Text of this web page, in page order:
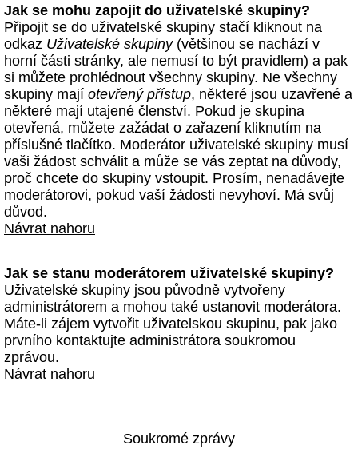
Jak se mohu zapojit do uživatelské skupiny?
Připojit se do uživatelské skupiny stačí kliknout na
odkaz Uživatelské skupiny(většinou se nachází v
horní části stránky, ale nemusí to být pravidlem) a pak
si můžete prohlédnout všechny skupiny. Ne všechny
skupiny mají otevřený přístup, některé jsou uzavřené a
některé mají utajené členství. Pokud je skupina
otevřená, můžete zažádat o zařazení kliknutím na
příslušné tlačítko. Moderátor uživatelské skupiny musí
vaši žádost schválit a může se vás zeptat na důvody,
proč chcete do skupiny vstoupit. Prosím, nenadávejte
moderátorovi, pokud vaší žádosti nevyhoví. Má svůj
důvod.
Návrat nahoru
Jak se stanu moderátorem uživatelské skupiny?
Uživatelské skupiny jsou původně vytvořeny
administrátorem a mohou také ustanovit moderátora.
Máte-li zájem vytvořit uživatelskou skupinu, pak jako
prvního kontaktujte administrátora soukromou
zprávou.
Návrat nahoru
Soukromé zprávy